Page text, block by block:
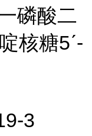
磷酸二
核糖5ˊ-
3